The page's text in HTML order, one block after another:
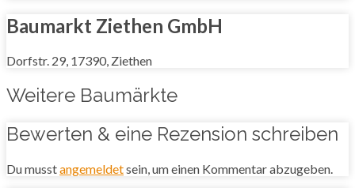
Baumarkt Ziethen GmbH
Dorfstr. 29, 17390, Ziethen
Weitere Baumärkte
Bewerten & eine Rezension schreiben
Du musstangemeldetsein, um einen Kommentar abzugeben.